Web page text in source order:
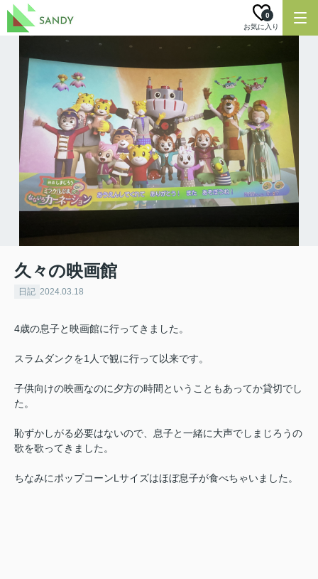
お気に入り
0
久々の映画館
日記 2024.03.18
4歳の息子と映画館に行ってきました。
スラムダンクを1人で観に行って以来です。
子供向けの映画なのに夕方の時間ということもあってか貸切でし
た。
恥ずかしがる必要はないので、息子と一緒に大声でしまじろうの
歌を歌ってきました。
ちなみにポップコーンLサイズはほぼ息子が食べちゃいました。